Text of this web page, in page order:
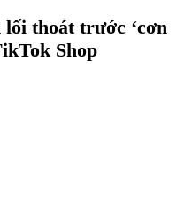
thoát trước ‘cơn
Shop